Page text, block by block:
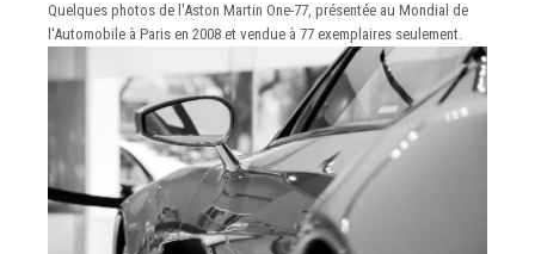
Quelques photos de l'Aston Martin One-77, présentée au Mondial de
l'Automobile à Paris en 2008 et vendue à 77 exemplaires seulement.